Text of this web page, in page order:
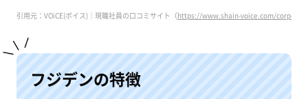
引用元：VOiCE(ボイス)｜現職社員の口コミサイト（https://www.shain-voice.com/
フジデンの特徴